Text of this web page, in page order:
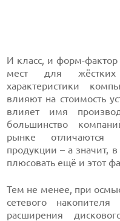
И класс, и форм-фактор
мест для
характеристики
влияют на стоимость
влияет имя
большинство
рынке отличаются
продукции – а значит,
плюсовать ещё и этот
Тем не менее, при
сетевого
расширения